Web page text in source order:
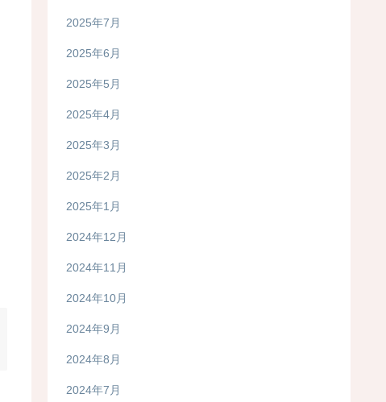
2025年7月
2025年6月
2025年5月
2025年4月
2025年3月
2025年2月
2025年1月
2024年12月
2024年11月
2024年10月
2024年9月
2024年8月
2024年7月